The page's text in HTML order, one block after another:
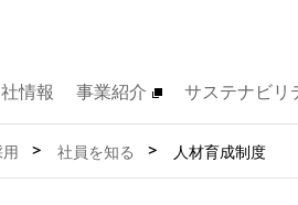
情報 事業紹介 サステナビリ
社員を知る 人材育成制度